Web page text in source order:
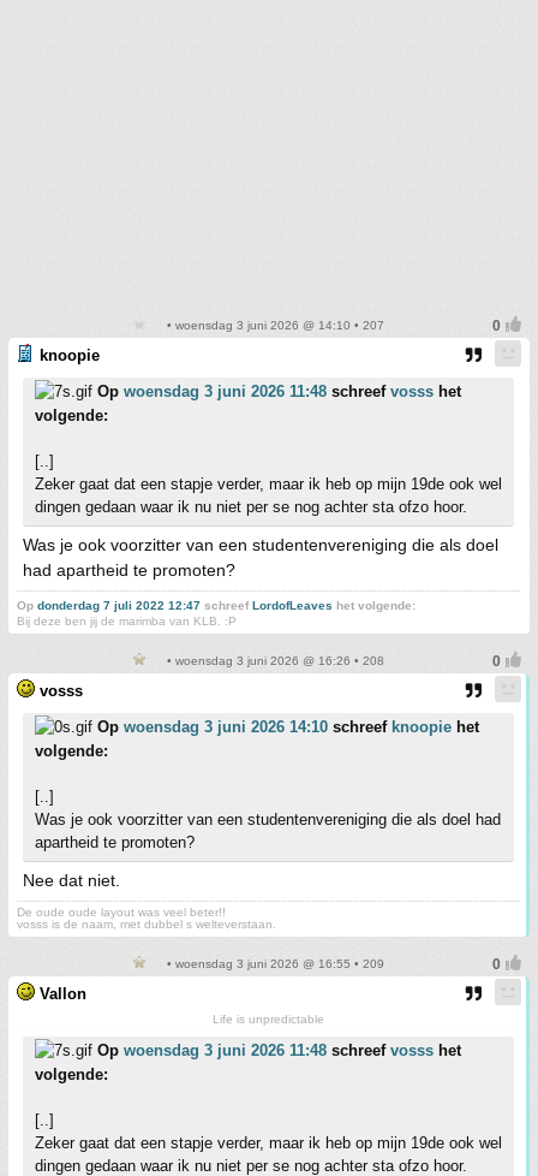
• woensdag 3 juni 2026 @ 14:10 • 207
knoopie
Op woensdag 3 juni 2026 11:48 schreef vosss het
volgende:
[..]
Zeker gaat dat een stapje verder, maar ik heb op mijn 19de ook wel
dingen gedaan waar ik nu niet per se nog achter sta ofzo hoor.
Was je ook voorzitter van een studentenvereniging die als doel
had apartheid te promoten?
Op donderdag 7 juli 2022 12:47 schreefLordofLeaves het volgende:
Bij deze ben jij de marimba van KLB. :P
• woensdag 3 juni 2026 @ 16:26 • 208
vosss
Op woensdag 3 juni 2026 14:10 schreef knoopie het
volgende:
[..]
Was je ook voorzitter van een studentenvereniging die als doel had
apartheid te promoten?
Nee dat niet.
De oude oude layout was veel beter!!
vosss is de naam, met dubbel s welteverstaan.
• woensdag 3 juni 2026 @ 16:55 • 209
Vallon
Life is unpredictable
Op woensdag 3 juni 2026 11:48 schreef vosss het
volgende:
[..]
Zeker gaat dat een stapje verder, maar ik heb op mijn 19de ook wel
dingen gedaan waar ik nu niet per se nog achter sta ofzo hoor.